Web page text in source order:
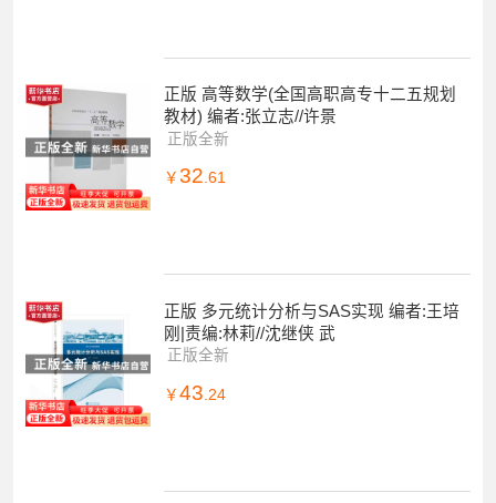
正版 高等数学(全国高职高专十二五规划
教材) 编者:张立志//许景
正版全新
￥ 32.61
正版 多元统计分析与SAS实现 编者:王培
刚|责编:林莉//沈继侠 武
正版全新
￥ 43.24